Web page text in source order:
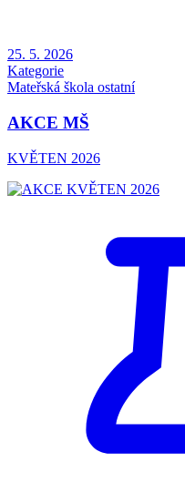
25. 5. 2026
Kategorie
Mateřská škola ostatní
AKCE MŠ
KVĚTEN 2026